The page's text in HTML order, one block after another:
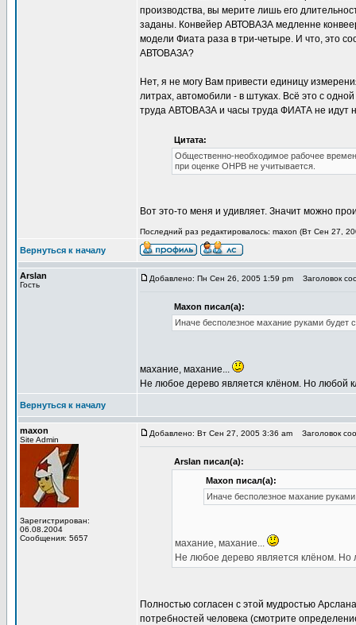
производства, вы мерите лишь его
заданы. Конвейер АВТОВАЗА медленне
модели Фиата раза в три-четыре. И что, это
АВТОВАЗА?
Нет, я не могу Вам привести единицу
литрах, автомобили - в штуках. Всё это с
труда АВТОВАЗА и часы труда ФИАТА не идут
Цитата:
Общественно-необходимое рабочее
при оценке ОНРВ не учитывается.
Вот это-то меня и удивляет. Значит можно
Последний раз редактировалось: maxon (Вт Сен 27,
Вернуться к началу
Arslan
Гость
Добавлено: Пн Сен 26, 2005 1:59 pm Заголовок
Maxon писал(а):
Иначе бесполезное махание руками будет
махание, махание...
Не любое дерево является клёном. Но любой
Вернуться к началу
maxon
Site Admin
Зарегистрирован:
06.08.2004
Сообщения: 5657
Добавлено: Вт Сен 27, 2005 3:36 am Заголовок
Arslan писал(а):
Maxon писал(а):
Иначе бесполезное махание руками
махание, махание...
Не любое дерево является клёном. Но
Полностью согласен с этой мудростью
потребностей человека (смотрите